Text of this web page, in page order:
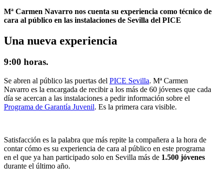
Mª Carmen Navarro nos cuenta su experiencia como técnico de
cara al público en las instalaciones de Sevilla del PICE
Una nueva experiencia
9:00 horas.
Se abren al público las puertas del PICE Sevilla. Mª Carmen
Navarro es la encargada de recibir a los más de 60 jóvenes que cada
día se acercan a las instalaciones a pedir información sobre el
Programa de Garantía Juvenil. Es la primera cara visible.
Satisfacción es la palabra que más repite la compañera a la hora de
contar cómo es su experiencia de cara al público en este programa
en el que ya han participado solo en Sevilla más de 1.500 jóvenes
durante el último año.